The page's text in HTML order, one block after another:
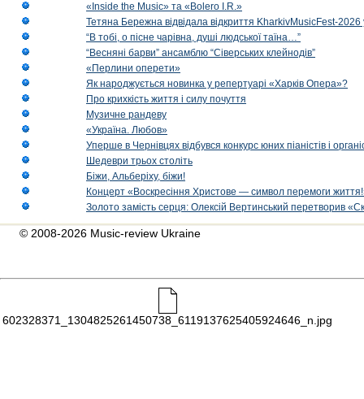
«Inside the Music» та «Bolero I.R.»
Тетяна Бережна відвідала відкриття KharkivMusicFest-2026
“В тобі, о пісне чарівна, душі людської таїна…”
“Весняні барви” ансамблю “Сіверських клейнодів”
«Перлини оперети»
Як народжується новинка у репертуарі «Харків Опера»?
Про крихкість життя і силу почуття
Музичне рандеву
«Україна. Любов»
Уперше в Чернівцях відбувся конкурс юних піаністів і
Шедеври трьох століть
Біжи, Альберіху, біжи!
Концерт «Воскресіння Христове — символ перемоги
Золото замість серця: Олексій Вертинський перетворив
© 2008-2026 Music-review Ukraine
602328371_1304825261450738_6119137625405924646_n.jpg